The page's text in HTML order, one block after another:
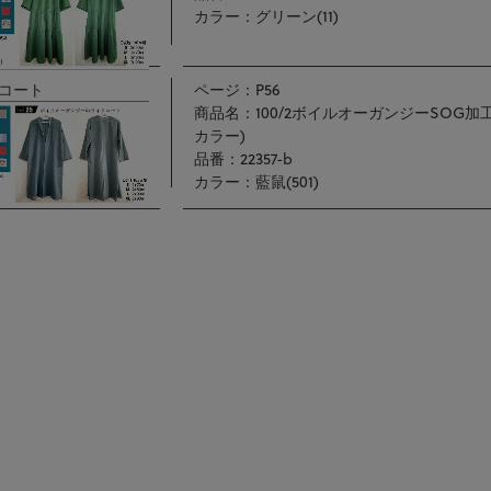
カラー：グリーン(11)
ート
ページ：P56
商品名：100/2ボイルオーガンジーSOG加
カラー)
品番：22357-b
カラー：藍鼠(501)